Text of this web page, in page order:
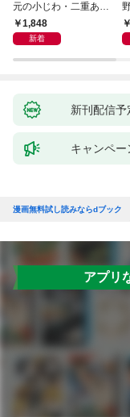
元の小じわ・二重あ
ご 何歳からでもここ
まで若くなる！ 名医
大全
1,848
新着
-
新刊配信予
キャンペー
漫画無料試し読みならdブック
アプリ